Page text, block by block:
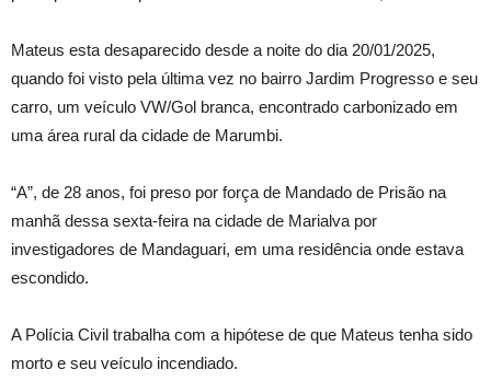
Mateus esta desaparecido desde a noite do dia 20/01/2025,
quando foi visto pela última vez no bairro Jardim Progresso e seu
carro, um veículo VW/Gol branca, encontrado carbonizado em
uma área rural da cidade de Marumbi.
“A”, de 28 anos, foi preso por força de Mandado de Prisão na
manhã dessa sexta-feira na cidade de Marialva por
investigadores de Mandaguari, em uma residência onde estava
escondido.
A Polícia Civil trabalha com a hipótese de que Mateus tenha sido
morto e seu veículo incendiado.